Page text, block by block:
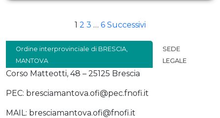
PAGINAZIONE
DEGLI
ARTICOLI
1 2 3 … 6 Successivi
Ordine interprovinciale di BRESCIA,
MANTOVA
SEDE
LEGALE
Corso Matteotti, 48 – 25125 Brescia
PEC: bresciamantova.ofi@pec.fnofi.it
MAIL: bresciamantova.ofi@fnofi.it